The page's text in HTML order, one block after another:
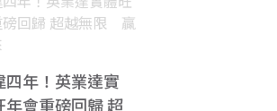
四年！英業達實
年會重磅回歸 超